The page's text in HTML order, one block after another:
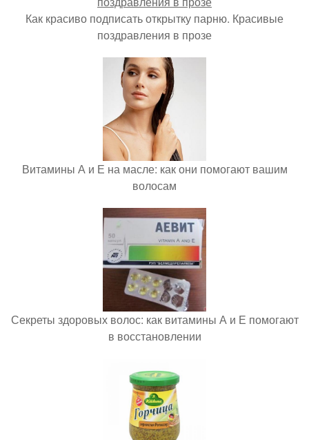
Как красиво подписать открытку парню. Красивые
поздравления в прозе
Витамины А и Е на масле: как они помогают вашим
волосам
Секреты здоровых волос: как витамины А и Е помогают
в восстановлении